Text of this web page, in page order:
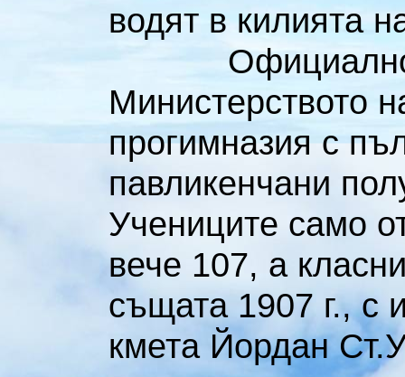
водят в килията
Министерството
прогимназия с
павликенчани
Учениците само
вече 107, а
същата 1907 г., с
кмета Йордан